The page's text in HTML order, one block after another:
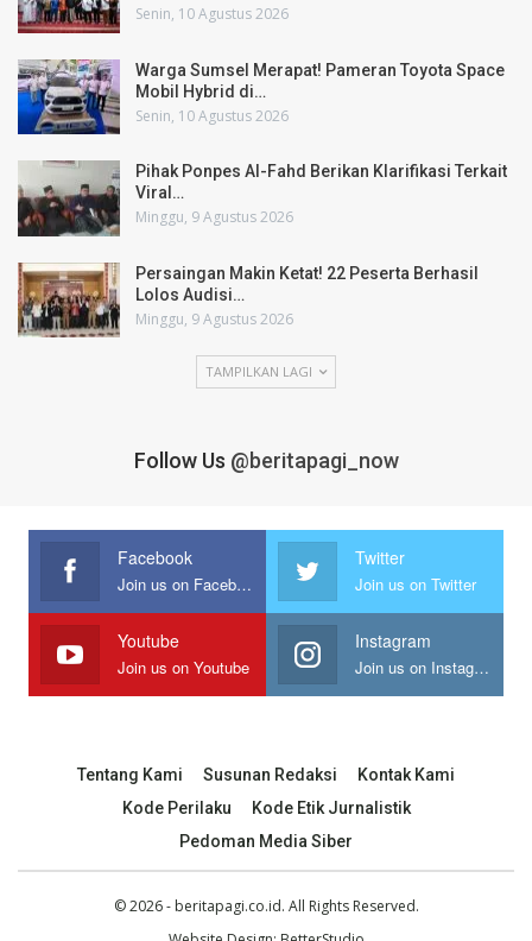
Senin, 10 Agustus 2026
Warga Sumsel Merapat! Pameran Toyota Space
Mobil Hybrid di…
Senin, 10 Agustus 2026
Pihak Ponpes Al-Fahd Berikan Klarifikasi Terkait
Viral…
Minggu, 9 Agustus 2026
Persaingan Makin Ketat! 22 Peserta Berhasil
Lolos Audisi…
Minggu, 9 Agustus 2026
TAMPILKAN LAGI
Follow Us @beritapagi_now
Facebook
Join us on Facebook
Twitter
Join us on Twitter
Youtube
Join us on Youtube
Instagram
Join us on Instagram
Tentang Kami Susunan Redaksi
Kontak Kami
Kode Perilaku
Kode Etik Jurnalistik
Pedoman Media Siber
© 2026 - beritapagi.co.id. All Rights Reserved.